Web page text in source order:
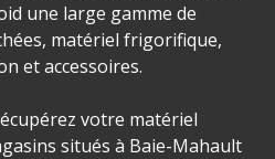
une large gamme de
matériel frigorifique,
et accessoires.
votre matériel
situés à Baie-Mahault